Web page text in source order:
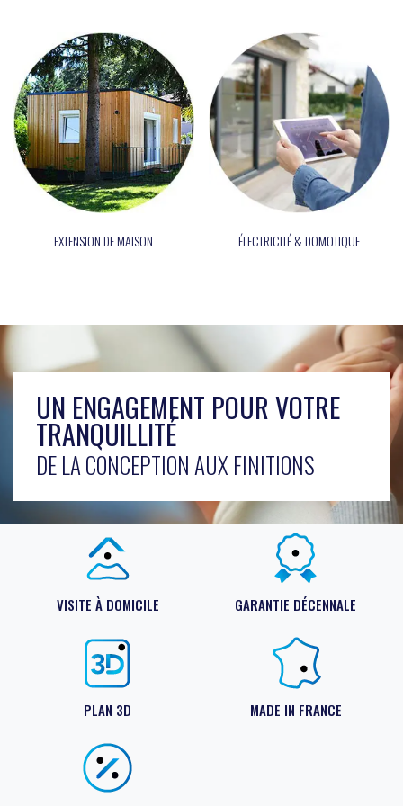
EXTENSION DE MAISON ÉLECTRICITÉ & DOMOTIQUE
UN ENGAGEMENT POUR VOTRE
TRANQUILLITÉ
DE LA CONCEPTION AUX FINITIONS
VISITE À DOMICILE GARANTIE DÉCENNALE
PLAN 3D MADE IN FRANCE
Architectes et